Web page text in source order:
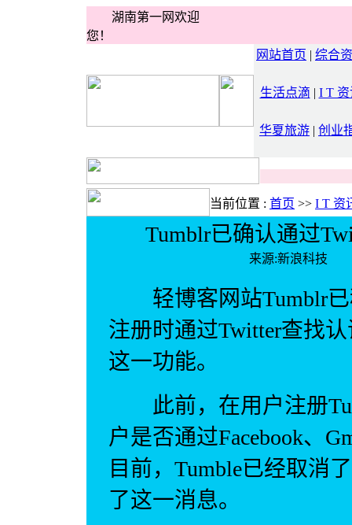
湖南第一网欢迎
您！
网站首页 | 综合
生活点滴 | I T 资
华夏旅游 | 创业
当前位置 : 首页 >> I T 资
Tumblr已确认通过
来源:新浪
轻博客网站Tumblr已
注册时通过Twitter查找
这一功能。
此前，在用户注册
户是否通过Facebook、
目前，Tumble已经取消
了这一消息。